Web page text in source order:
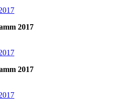
2017
2017